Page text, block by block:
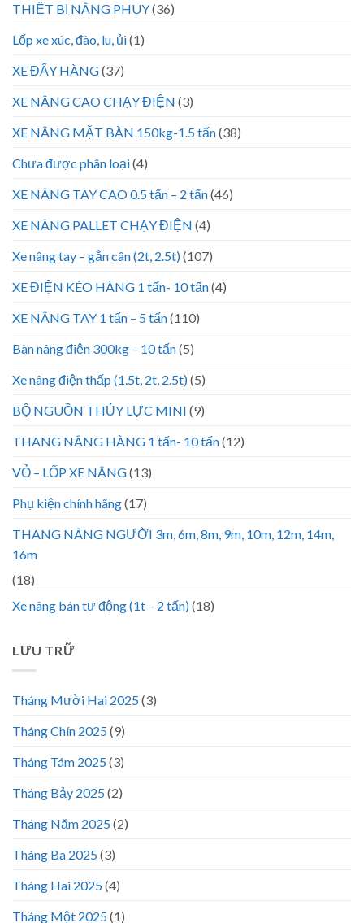
THIẾT BỊ NÂNG PHUY(36)
Lốp xe xúc, đào, lu, ủi(1)
XE ĐẨY HÀNG(37)
XE NÂNG CAO CHẠY ĐIỆN (3)
XE NÂNG MẶT BÀN 150kg-1.5 tấn(38)
Chưa được phân loại(4)
XE NÂNG TAY CAO 0.5 tấn – 2 tấn(46)
XE NÂNG PALLET CHẠY ĐIỆN (4)
Xe nâng tay – gắn cân (2t, 2.5t)(107)
XE ĐIỆN KÉO HÀNG 1 tấn- 10 tấn(4)
XE NÂNG TAY 1 tấn – 5 tấn(110)
Bàn nâng điện 300kg – 10 tấn(5)
Xe nâng điện thấp (1.5t, 2t, 2.5t)(5)
BỘ NGUỒN THỦY LỰC MINI (9)
THANG NÂNG HÀNG 1 tấn- 10 tấn(12)
VỎ – LỐP XE NÂNG(13)
Phụ kiện chính hãng(17)
THANG NÂNG NGƯỜI 3m, 6m, 8m, 9m, 10m, 12m, 14m,
16m
(18)
Xe nâng bán tự động (1t – 2 tấn)(18)
LƯU TRỮ
Tháng Mười Hai 2025(3)
Tháng Chín 2025(9)
Tháng Tám 2025(3)
Tháng Bảy 2025(2)
Tháng Năm 2025(2)
Tháng Ba 2025(3)
Tháng Hai 2025(4)
Tháng Một 2025(1)